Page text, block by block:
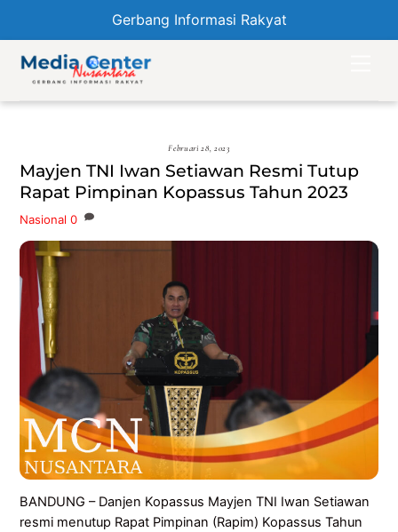
Gerbang Informasi Rakyat
content
Februari 28, 2023
Mayjen TNI Iwan Setiawan Resmi Tutup
Rapat Pimpinan Kopassus Tahun 2023
Nasional 0
BANDUNG – Danjen Kopassus Mayjen TNI Iwan Setiawan
resmi menutup Rapat Pimpinan (Rapim) Kopassus Tahun